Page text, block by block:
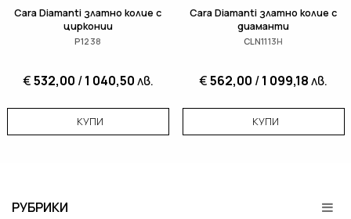
Cara Diamanti златно колие с
цирконии
P1238
€532,00 /1 040,50лв.
КУПИ
Cara Diamanti златно колие с
диаманти
CLN1113H
€562,00 /1 099,18лв.
КУПИ
РУБРИКИ